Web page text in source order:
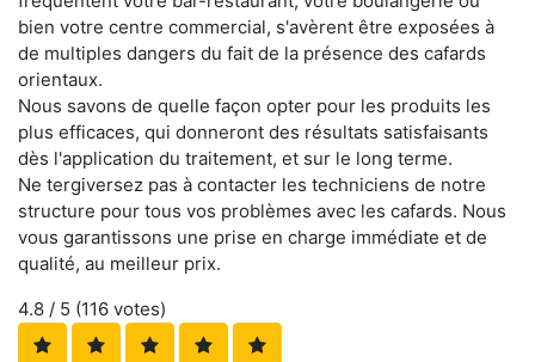
bien votre centre commercial, s'avèrent être exposées à
de multiples dangers du fait de la présence des cafards
orientaux.
Nous savons de quelle façon opter pour les produits les
plus efficaces, qui donneront des résultats satisfaisants
dès l'application du traitement, et sur le long terme.
Ne tergiversez pas à contacter les techniciens de notre
structure pour tous vos problèmes avec les cafards. Nous
vous garantissons une prise en charge immédiate et de
qualité, au meilleur prix.
4.8 / 5 (116 votes)